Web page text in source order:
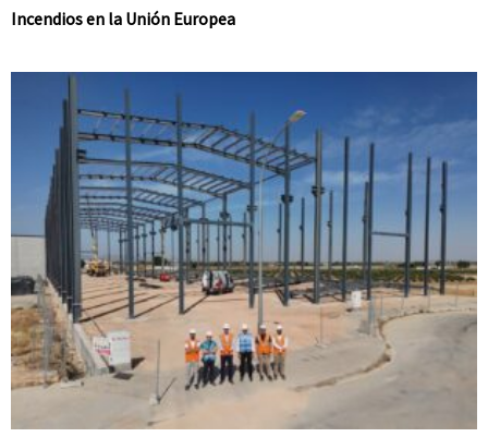
Incendios en la Unión Europea